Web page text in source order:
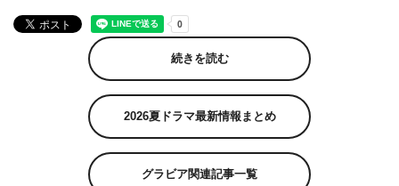
続きを読む
2026夏ドラマ最新情報まとめ
グラビア関連記事一覧